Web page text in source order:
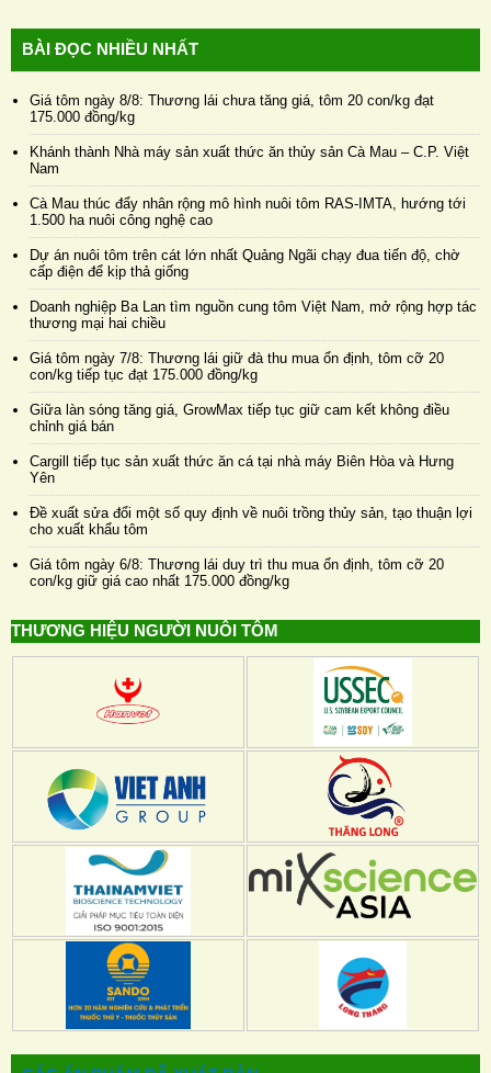
BÀI ĐỌC NHIỀU NHẤT
Giá tôm ngày 8/8: Thương lái chưa tăng giá, tôm 20 con/kg đạt
175.000 đồng/kg
Khánh thành Nhà máy sản xuất thức ăn thủy sản Cà Mau – C.P. Việt
Nam
Cà Mau thúc đẩy nhân rộng mô hình nuôi tôm RAS-IMTA, hướng tới
1.500 ha nuôi công nghệ cao
Dự án nuôi tôm trên cát lớn nhất Quảng Ngãi chạy đua tiến độ, chờ
cấp điện để kịp thả giống
Doanh nghiệp Ba Lan tìm nguồn cung tôm Việt Nam, mở rộng hợp tác
thương mại hai chiều
Giá tôm ngày 7/8: Thương lái giữ đà thu mua ổn định, tôm cỡ 20
con/kg tiếp tục đạt 175.000 đồng/kg
Giữa làn sóng tăng giá, GrowMax tiếp tục giữ cam kết không điều
chỉnh giá bán
Cargill tiếp tục sản xuất thức ăn cá tại nhà máy Biên Hòa và Hưng
Yên
Đề xuất sửa đổi một số quy định về nuôi trồng thủy sản, tạo thuận lợi
cho xuất khẩu tôm
Giá tôm ngày 6/8: Thương lái duy trì thu mua ổn định, tôm cỡ 20
con/kg giữ giá cao nhất 175.000 đồng/kg
THƯƠNG HIỆU NGƯỜI NUÔI TÔM